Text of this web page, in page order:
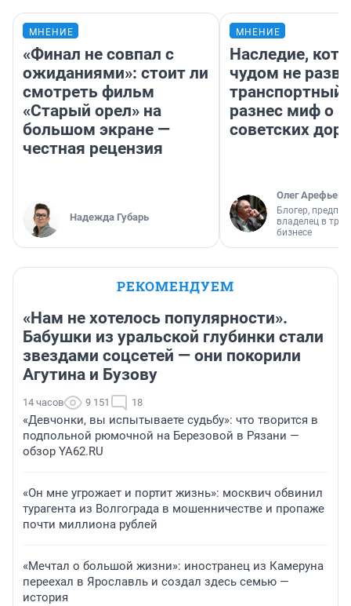
МНЕНИЕ
«Финал не совпал с
ожиданиями»: стоит ли
смотреть фильм
«Старый орел» на
большом экране —
честная рецензия
Надежда Губарь
МНЕНИЕ
Наследие,
чудом не
транспортный
разнес миф о
советских
Олег Арефьев
Блогер,
владелец в
бизнесе
РЕКОМЕНДУЕМ
«Нам не хотелось популярности».
Бабушки из уральской глубинки стали
звездами соцсетей — они покорили
Агутина и Бузову
14 часов 9 151 18
«Девчонки, вы испытываете судьбу»: что творится в
подпольной рюмочной на Березовой в Рязани —
обзор YA62.RU
«Он мне угрожает и портит жизнь»: москвич обвинил
турагента из Волгограда в мошенничестве и пропаже
почти миллиона рублей
«Мечтал о большой жизни»: иностранец из Камеруна
переехал в Ярославль и создал здесь семью —
история